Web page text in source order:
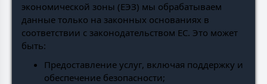
экономической зоны (ЕЭЗ) мы обрабатываем
данные только на законных основаниях в
соответствии с законодательством ЕС. Это может
быть:
Предоставление услуг, включая поддержку и
обеспечение безопасности;